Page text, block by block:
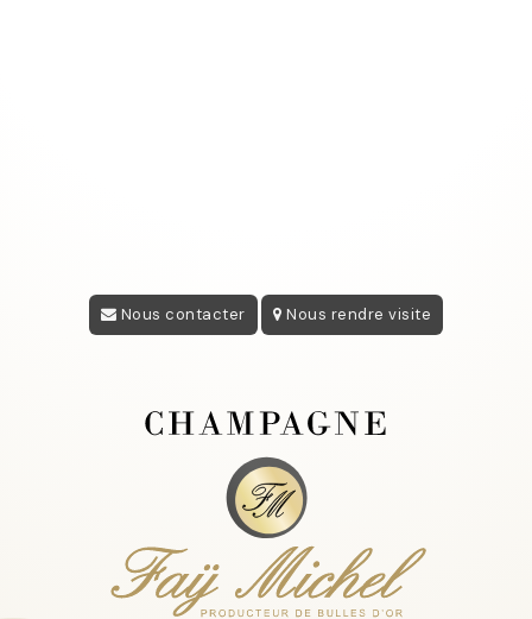
Nous contacter Nous rendre visite